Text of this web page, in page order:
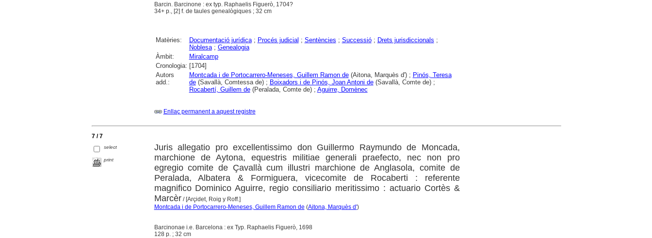
Barcin. Barcinone : ex typ. Raphaelis Figuerò, 1704?
34+ p., [2] f. de taules genealògiques ; 32 cm
Matèries: Documentació jurídica; Procés judicial ; Sentències ; Successió; Drets jurisdiccionals ;
Noblesa; Genealogia
Àmbit:
Miralcamp
Cronologia: [1704]
Autors
add.:
Montcada i de Portocarrero-Meneses, Guillem Ramon de(Aitona, Marquès d') ; Pinós, Teresa
de(Savallà, Comtessa de) ; Boixadors i de Pinós, Joan Antoni de(Savallà, Comte de) ;
Rocabertí, Guillem de(Peralada, Comte de) ; Aguirre, Domènec
Enllaç permanent a aquest registre
7 / 7
select
print
Juris allegatio pro excellentissimo don Guillermo Raymundo de Moncada,
marchione de Aytona, equestris militiae generali praefecto, nec non pro
egregio comite de Çavallà cum illustri marchione de Anglasola, comite de
Peralada, Albatera & Formiguera, vicecomite de Rocaberti : referente
magnifico Dominico Aguirre, regio consiliario meritissimo : actuario Cortès &
Marcèr/ [Arçidet, Roig y Roff.]
Montcada i de Portocarrero-Meneses, Guillem Ramon de (Aitona, Marquès d')
Barcinonae i.e. Barcelona : ex Typ. Raphaelis Figuerò, 1698
128 p. ; 32 cm